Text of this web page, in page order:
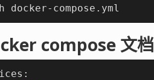
docker-compose.yml
compose 文档